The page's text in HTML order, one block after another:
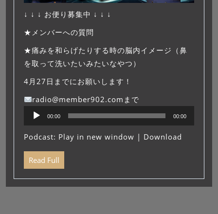
↓ ↓ ↓ お便り募集中 ↓ ↓ ↓
★メンバーへの質問
★痛みを和らげたりする時の脳内イメージ（鼻
を取って洗いたいみたいなやつ）
4月27日までにお願いします！
radio@member902.comまで
プ
ー
ヤ
00:00 00:00
Podcast: Play in new window | Download
Read Full